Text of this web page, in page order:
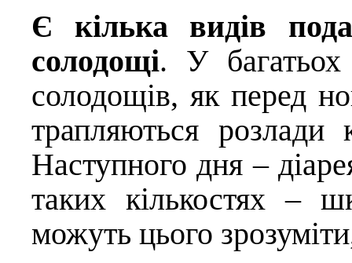
Є кілька видів
солодощі. У багатьох
солодощів, як перед
трапляються розлади
Наступного дня –
таких кількостях –
можуть цього